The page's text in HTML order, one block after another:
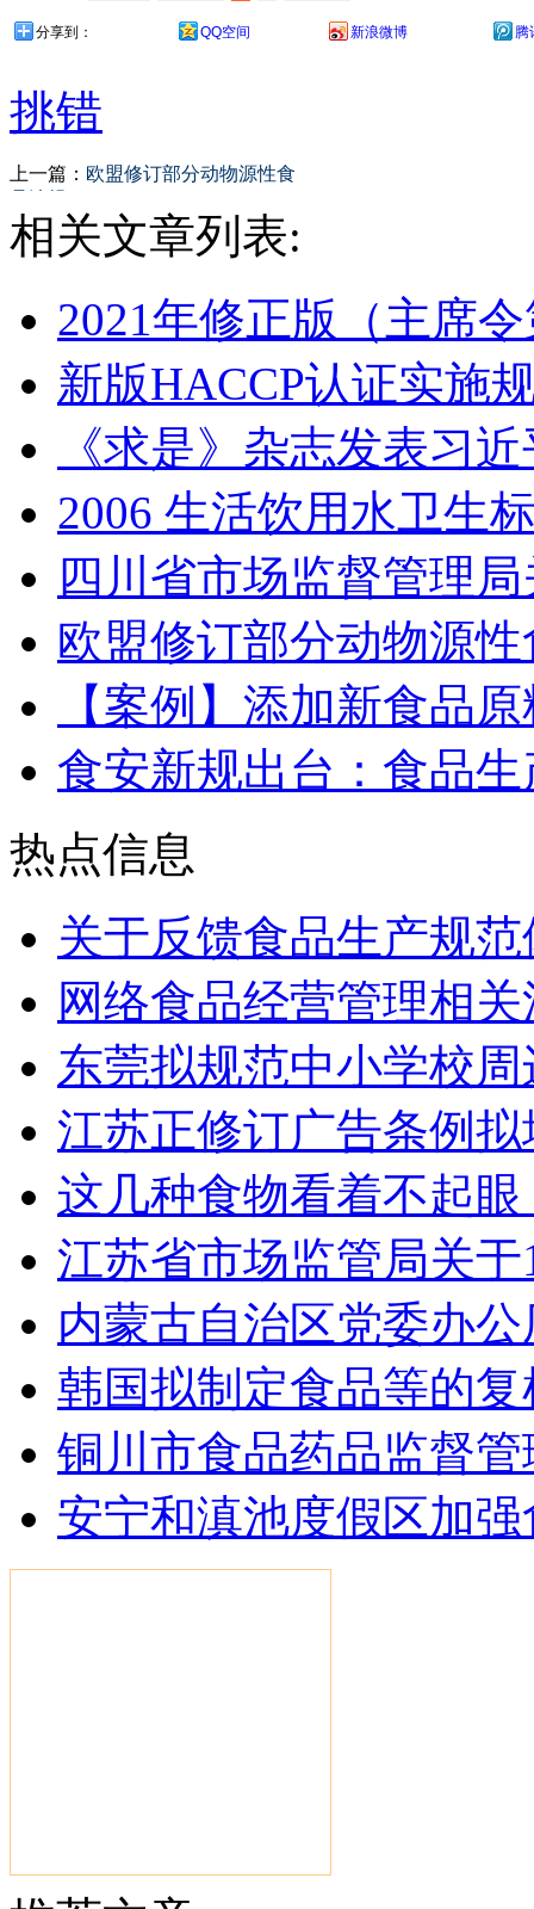
分享到： QQ空间 新浪微博 腾
挑错
上一篇： 欧盟修订部分动物源性食
相关文章列表:
2021年修正版（主席
新版HACCP认证实施
《求是》杂志发表习
2006 生活饮用水卫生
四川省市场监督管理
欧盟修订部分动物源
【案例】添加新食品
食安新规出台：食品
热点信息
关于反馈食品生产规
网络食品经营管理相
东莞拟规范中小学校
江苏正修订广告条例
这几种食物看着不起
江苏省市场监管局关
内蒙古自治区党委办
韩国拟制定食品等的
铜川市食品药品监督
安宁和滇池度假区加